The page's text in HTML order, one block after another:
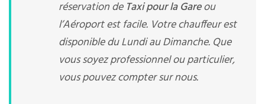
réservation de Taxi pour la Gareou
l’Aéroport est facile. Votre chauffeur est
disponible du Lundi au Dimanche. Que
vous soyez professionnel ou particulier,
vous pouvez compter sur nous.